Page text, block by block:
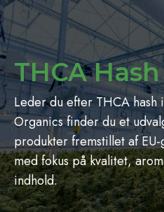
THCA Hash
Leder du efter THCA hash
Organics finder du et
produkter fremstillet af
med fokus på kvalitet,
indhold.